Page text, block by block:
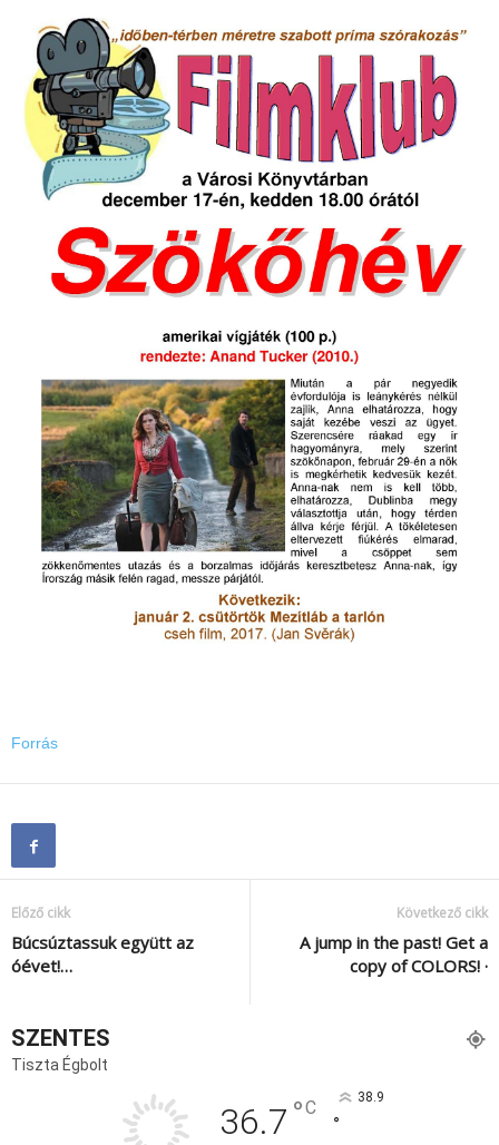
Forrás
Előző cikk
Búcsúztassuk együtt az
óévet!…
Következő cikk
A jump in the past! Get a
copy of COLORS! ·
SZENTES
Tiszta Égbolt
36.7 °C 38.9
°